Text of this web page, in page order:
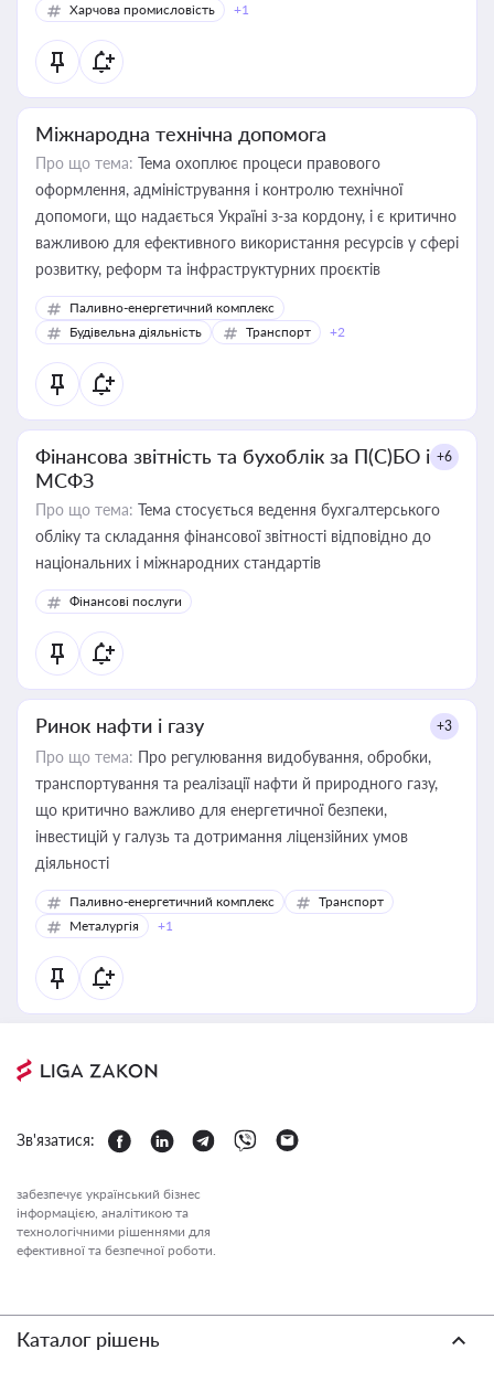
Харчова промисловість
+1
Міжнародна технічна допомога
Про що тема: Тема охоплює процеси правового
оформлення, адміністрування і контролю технічної
допомоги, що надається Україні з-за кордону, і є критично
важливою для ефективного використання ресурсів у сфері
розвитку, реформ та інфраструктурних проєктів
Паливно-енергетичний комплекс
Будівельна діяльність
Транспорт +2
Фінансова звітність та бухоблік за П(С)БО і
МСФЗ
+6
Про що тема: Тема стосується ведення бухгалтерського
обліку та складання фінансової звітності відповідно до
національних і міжнародних стандартів
Фінансові послуги
Ринок нафти і газу +3
Про що тема: Про регулювання видобування, обробки,
транспортування та реалізації нафти й природного газу,
що критично важливо для енергетичної безпеки,
інвестицій у галузь та дотримання ліцензійних умов
діяльності
Паливно-енергетичний комплекс
Транспорт
Металургія
+1
Зв'язатися:
забезпечує український бізнес
інформацією, аналітикою та
технологічними рішеннями для
ефективної та безпечної роботи.
Каталог рішень